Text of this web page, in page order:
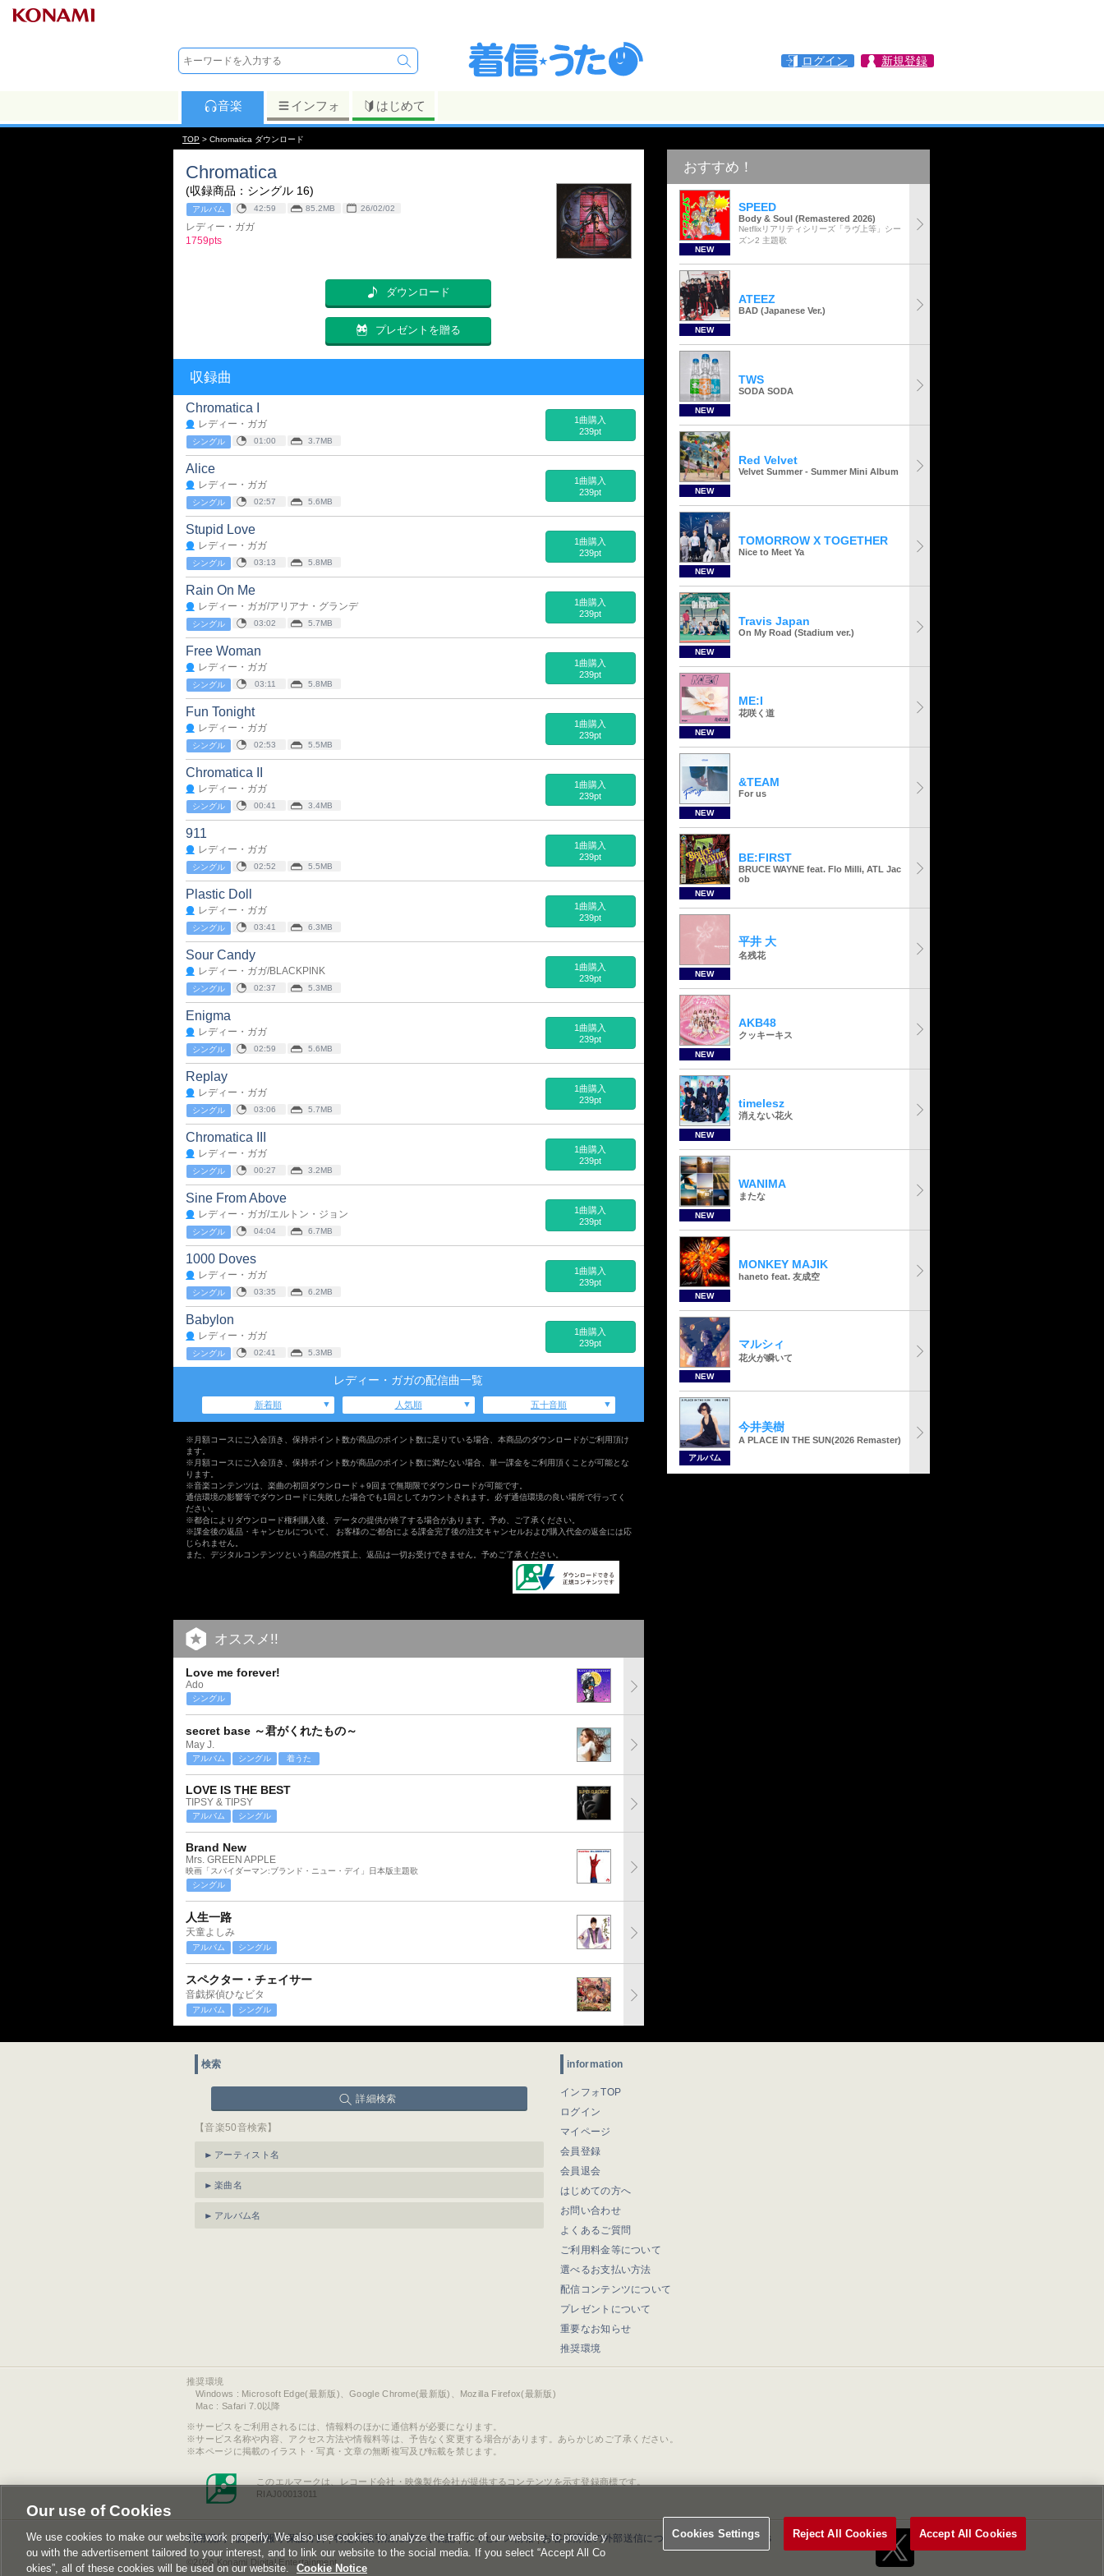
ログイン 新規登録
音楽 インフォ はじめて
TOP > Chromatica ダウンロード
Chromatica
(収録商品：シングル 16)
アルバム 42:59 85.2MB 26/02/02
レディー・ガガ
1759pts
ダウンロード
プレゼントを贈る
収録曲
Chromatica I
レディー・ガガ
シングル 01:00 3.7MB
1曲購入
239pt
Alice
レディー・ガガ
シングル 02:57 5.6MB
1曲購入
239pt
Stupid Love
レディー・ガガ
シングル 03:13 5.8MB
1曲購入
239pt
Rain On Me
レディー・ガガ/アリアナ・グランデ
シングル 03:02 5.7MB
1曲購入
239pt
Free Woman
レディー・ガガ
シングル 03:11 5.8MB
1曲購入
239pt
Fun Tonight
レディー・ガガ
シングル 02:53 5.5MB
1曲購入
239pt
Chromatica II
レディー・ガガ
シングル 00:41 3.4MB
1曲購入
239pt
911
レディー・ガガ
シングル 02:52 5.5MB
1曲購入
239pt
Plastic Doll
レディー・ガガ
シングル 03:41 6.3MB
1曲購入
239pt
Sour Candy
レディー・ガガ/BLACKPINK
シングル 02:37 5.3MB
1曲購入
239pt
Enigma
レディー・ガガ
シングル 02:59 5.6MB
1曲購入
239pt
Replay
レディー・ガガ
シングル 03:06 5.7MB
1曲購入
239pt
Chromatica III
レディー・ガガ
シングル 00:27 3.2MB
1曲購入
239pt
Sine From Above
レディー・ガガ/エルトン・ジョン
シングル 04:04 6.7MB
1曲購入
239pt
1000 Doves
レディー・ガガ
シングル 03:35 6.2MB
1曲購入
239pt
Babylon
レディー・ガガ
シングル 02:41 5.3MB
1曲購入
239pt
レディー・ガガの配信曲一覧
新着順 人気順 五十音順
※月額コースにご入会頂き、保持ポイント数が商品のポイント数に足りている場合、本商品のダウンロードがご利用頂け
ます。
※月額コースにご入会頂き、保持ポイント数が商品のポイント数に満たない場合、単一課金をご利用頂くことが可能とな
ります。
※音楽コンテンツは、楽曲の初回ダウンロード＋9回まで無期限でダウンロードが可能です。
通信環境の影響等でダウンロードに失敗した場合でも1回としてカウントされます。必ず通信環境の良い場所で行ってく
ださい。
※都合によりダウンロード権利購入後、データの提供が終了する場合があります。予め、ご了承ください。
※課金後の返品・キャンセルについて、 お客様のご都合による課金完了後の注文キャンセルおよび購入代金の返金には応
じられません。
また、デジタルコンテンツという商品の性質上、返品は一切お受けできません。予めご了承ください。
オススメ!!
Love me forever!
Ado
シングル
secret base ～君がくれたもの～
May J.
アルバム シングル 着うた
LOVE IS THE BEST
TIPSY & TIPSY
アルバム シングル
Brand New
Mrs. GREEN APPLE
映画「スパイダーマン:ブランド・ニュー・デイ」日本版主題歌
シングル
人生一路
天童よしみ
アルバム シングル
スペクター・チェイサー
音戯探偵ひなビタ
アルバム シングル
おすすめ！
NEW
SPEED
Body & Soul (Remastered 2026)
Netflixリアリティシリーズ「ラヴ上等」シー
ズン2 主題歌
NEW
ATEEZ
BAD (Japanese Ver.)
NEW
TWS
SODA SODA
NEW
Red Velvet
Velvet Summer - Summer Mini Album
NEW
TOMORROW X TOGETHER
Nice to Meet Ya
NEW
Travis Japan
On My Road (Stadium ver.)
NEW
ME:I
花咲く道
NEW
&TEAM
For us
NEW
BE:FIRST
BRUCE WAYNE feat. Flo Milli, ATL Jac
ob
NEW
平井 大
名残花
NEW
AKB48
クッキーキス
NEW
timelesz
消えない花火
NEW
WANIMA
またな
NEW
MONKEY MAJIK
haneto feat. 友成空
NEW
マルシィ
花火が瞬いて
アルバム
今井美樹
A PLACE IN THE SUN(2026 Remaster)
検索
詳細検索
【音楽50音検索】
アーティスト名
楽曲名
アルバム名
information
インフォTOP
ログイン
マイページ
会員登録
会員退会
はじめての方へ
お問い合わせ
よくあるご質問
ご利用料金等について
選べるお支払い方法
配信コンテンツについて
プレゼントについて
重要なお知らせ
推奨環境
推奨環境
Windows : Microsoft Edge(最新版)、Google Chrome(最新版)、Mozilla Firefox(最新版)
Mac : Safari 7.0以降
サービスをご利用されるには、情報料のほかに通信料が必要になります。
サービス名称や内容、アクセス方法や情報料等は、予告なく変更する場合があります。あらかじめご了承ください。
本ページに掲載のイラスト・写真・文章の無断複写及び転載を禁じます。
このエルマークは、レコード会社・映像製作会社が提供するコンテンツを示す登録商標です。
RIAJ00013011
利用規約|個人情報等保護方針|特定商取引法に基づく表記|ライセンス情報|お客様情報の外部送信について|Cookies Settings
©2026 Konami Digital Entertainment
Our use of Cookies
We use cookies to make our website work properly. We also use cookies to analyze the traffic of our website, to provide y
ou with the advertisement tailored to your interest, and to link our website to the social media. If you select “Accept All Co
okies”, all of these cookies will be used on our website. Cookie Notice
Cookies Settings Reject All Cookies Accept All Cookies